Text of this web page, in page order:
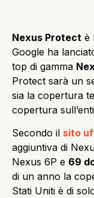
Nexus Protect è
Google ha
top di gamma
Protect sarà un
sia la copertura
copertura
Secondo il sito
aggiuntiva di
Nexus 6P e 69
di un anno la
Stati Uniti è di